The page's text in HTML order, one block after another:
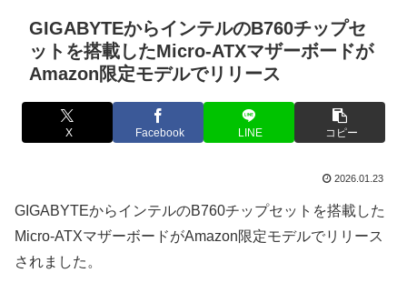
GIGABYTEからインテルのB760チップセ
ットを搭載したMicro-ATXマザーボードが
Amazon限定モデルでリリース
X Facebook LINE コピー
2026.01.23
GIGABYTEからインテルのB760チップセットを搭載した
Micro-ATXマザーボードがAmazon限定モデルでリリース
されました。